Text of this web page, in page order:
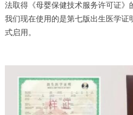
法取得《母婴保健技术服务许可证》
我们现在使用的是第七版出生医学证
式启用。